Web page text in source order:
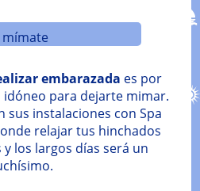
embarazada es por
para dejarte mimar.
sus instalaciones con Spa
relajar tus hinchados
los largos días será un